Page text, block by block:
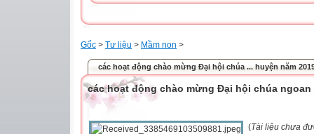
Gốc > Tư liệu > Mầm non >
các hoạt động chào mừng Đại hội chúa ... huyện năm
các hoạt động chào mừng Đại hội chúa ngoan
(Tài liệu chưa